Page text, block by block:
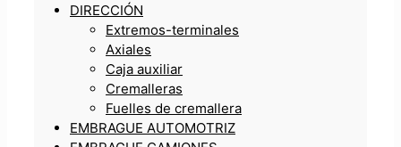
DIRECCIÓN
Extremos-terminales
Axiales
Caja auxiliar
Cremalleras
Fuelles de cremallera
EMBRAGUE AUTOMOTRIZ